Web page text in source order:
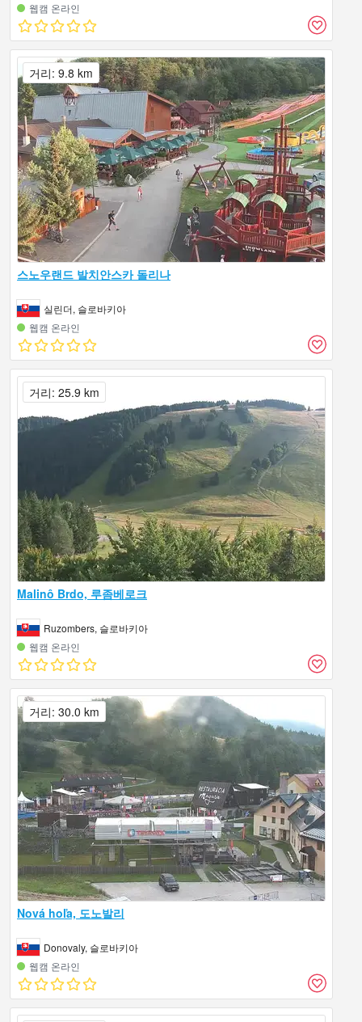
웹캠 온라인
스노우랜드 발치안스카 돌리나
실린더, 슬로바키아
웹캠 온라인
거리: 9.8 km
Malinô Brdo, 루좀베로크
Ruzombers, 슬로바키아
웹캠 온라인
거리: 25.9 km
Nová hoľa, 도노발리
Donovaly, 슬로바키아
웹캠 온라인
거리: 30.0 km